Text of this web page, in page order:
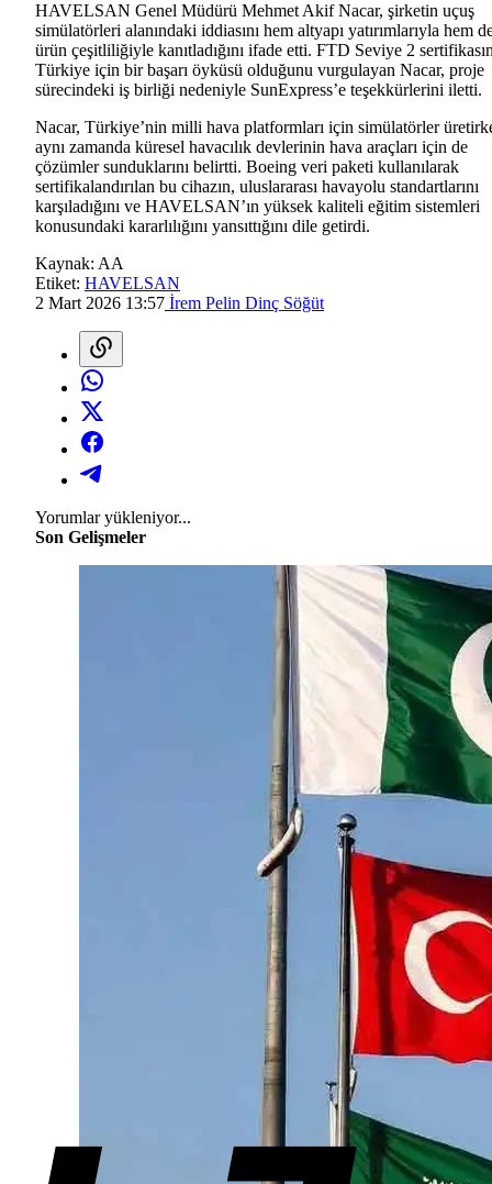
HAVELSAN Genel Müdürü Mehmet Akif Nacar, şirketin uçuş
simülatörleri alanındaki iddiasını hem altyapı yatırımlarıyla hem
ürün çeşitliliğiyle kanıtladığını ifade etti. FTD Seviye 2
Türkiye için bir başarı öyküsü olduğunu vurgulayan Nacar, proje
sürecindeki iş birliği nedeniyle SunExpress’e teşekkürlerini iletti.
Nacar, Türkiye’nin milli hava platformları için simülatörler
aynı zamanda küresel havacılık devlerinin hava araçları için de
çözümler sunduklarını belirtti. Boeing veri paketi kullanılarak
sertifikalandırılan bu cihazın, uluslararası havayolu standartlarını
karşıladığını ve HAVELSAN’ın yüksek kaliteli eğitim sistemleri
konusundaki kararlılığını yansıttığını dile getirdi.
Kaynak: AA
Etiket: HAVELSAN
2 Mart 2026 13:57 İrem Pelin Dinç Söğüt
Yorumlar yükleniyor...
Son Gelişmeler